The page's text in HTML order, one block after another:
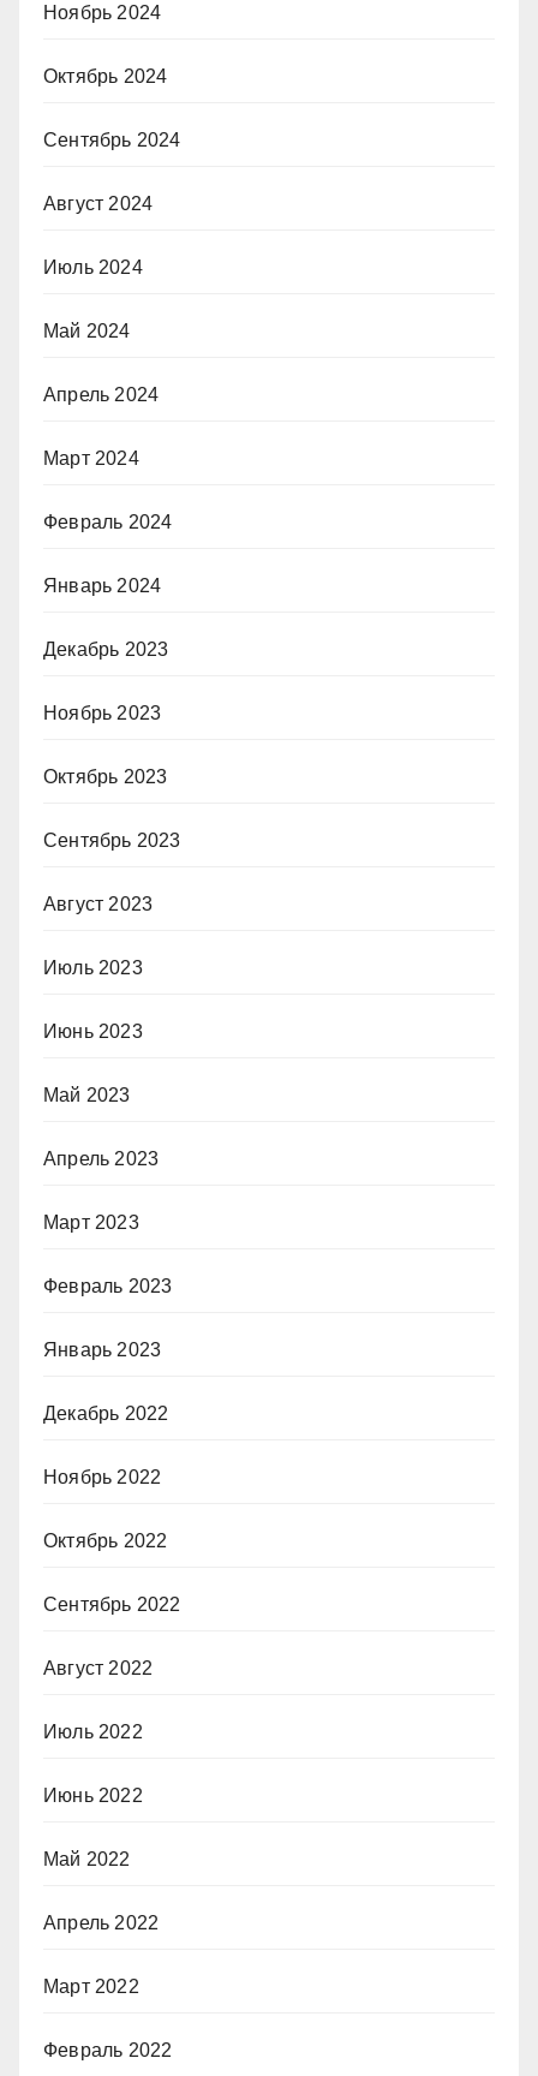
Ноябрь 2024
Октябрь 2024
Сентябрь 2024
Август 2024
Июль 2024
Май 2024
Апрель 2024
Март 2024
Февраль 2024
Январь 2024
Декабрь 2023
Ноябрь 2023
Октябрь 2023
Сентябрь 2023
Август 2023
Июль 2023
Июнь 2023
Май 2023
Апрель 2023
Март 2023
Февраль 2023
Январь 2023
Декабрь 2022
Ноябрь 2022
Октябрь 2022
Сентябрь 2022
Август 2022
Июль 2022
Июнь 2022
Май 2022
Апрель 2022
Март 2022
Февраль 2022